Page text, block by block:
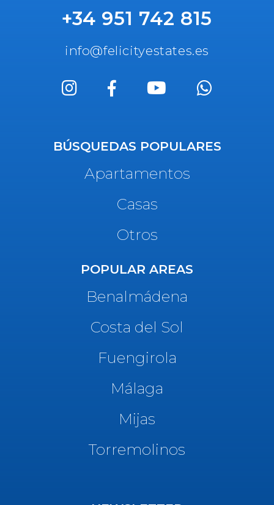
+34 951 742 815
info@felicityestates.es
BÚSQUEDAS POPULARES
Apartamentos
Casas
Otros
POPULAR AREAS
Benalmádena
Costa del Sol
Fuengirola
Málaga
Mijas
Torremolinos